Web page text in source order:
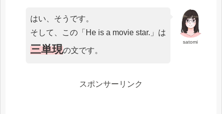
satomi
はい、そうです。
そして、この「He is a movie star.」は
三単現の文です。
スポンサーリンク